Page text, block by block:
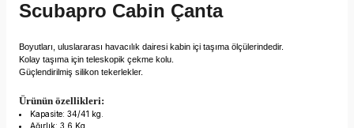
Scubapro Cabin Çanta
Boyutları, uluslararası havacılık dairesi kabin içi taşıma ölçülerindedir.
Kolay taşıma için teleskopik çekme kolu.
Güçlendirilmiş silikon tekerlekler.
Ürünün özellikleri:
Kapasite: 34/41 kg.
Ağırlık: 3,6 Kg